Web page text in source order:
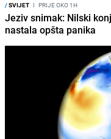
/SVIJET I PRIJE OKO 1H
Jeziv snimak: Nilski
nastala opšta panika